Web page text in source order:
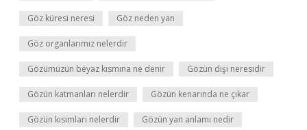
Göz küresi neresi Göz neden yan
Göz organlarımız nelerdir
Gözümüzün beyaz kısmına ne denir Gözün dışı neresidir
Gözün katmanları nelerdir Gözün kenarında ne çıkar
Gözün kısımları nelerdir Gözün yan anlamı nedir